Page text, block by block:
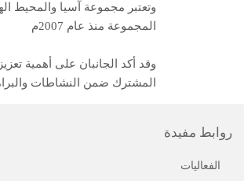
وتعتبر مجموعة آسيا والمحيط
المجموعة منذ عام 2007م
وقد أكد الجانبان على أهمية
المشترك ضمن النشاطات
روابط مفيدة
الفعاليات